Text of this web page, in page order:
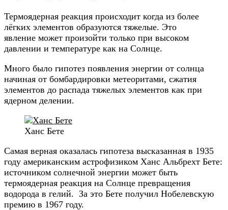
Термоядерная реакция происходит когда из более
лёгких элементов образуются тяжелые. Это
явление может произойти только при высоком
давлении и температуре как на Солнце.
Много было гипотез появления энергии от солнца
начиная от бомбардировки метеоритами, сжатия
элементов до распада тяжелых элементов как при
ядерном делении.
Ханс Бете
Самая верная оказалась гипотеза высказанная в 1935
году американским астрофизиком Ханс Альбрехт Бете:
источником солнечной энергии может быть
термоядерная реакция на Солнце превращения
водорода в гелий. За это Бете получил Нобелевскую
премию в 1967 году.